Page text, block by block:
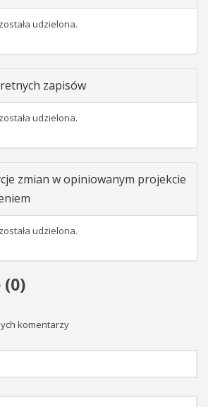
udzielona.
zapisów
udzielona.
zmian w opiniowanym projekcie
udzielona.
(0)
komentarzy